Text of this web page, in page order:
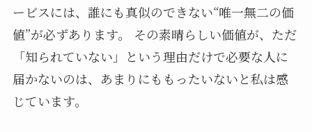
ービスには、誰にも真似のできない“唯一無二の価
値”が必ずあります。 その素晴らしい価値が、ただ
「知られていない」という理由だけで必要な人に
届かないのは、あまりにももったいないと私は感
じています。